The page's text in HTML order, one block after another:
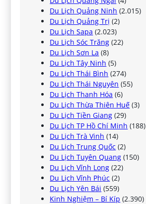
Du Lịch Quảng Ninh (2.015)
Du Lịch Quảng Trị (2)
Du Lịch Sapa (2.023)
Du Lịch Sóc Trăng (22)
Du Lịch Sơn La (8)
Du Lịch Tây Ninh (5)
Du Lịch Thái Bình (274)
Du Lịch Thái Nguyên (55)
Du Lịch Thanh Hóa (6)
Du Lịch Thừa Thiên Huế (3)
Du Lịch Tiền Giang (29)
Du Lịch TP Hồ Chí Minh (188)
Du Lịch Trà Vinh (14)
Du Lịch Trung Quốc (2)
Du Lịch Tuyên Quang (150)
Du Lịch Vĩnh Long (22)
Du Lịch Vĩnh Phúc (2)
Du Lịch Yên Bái (559)
Kinh Nghiệm – Bí Kíp (2.390)